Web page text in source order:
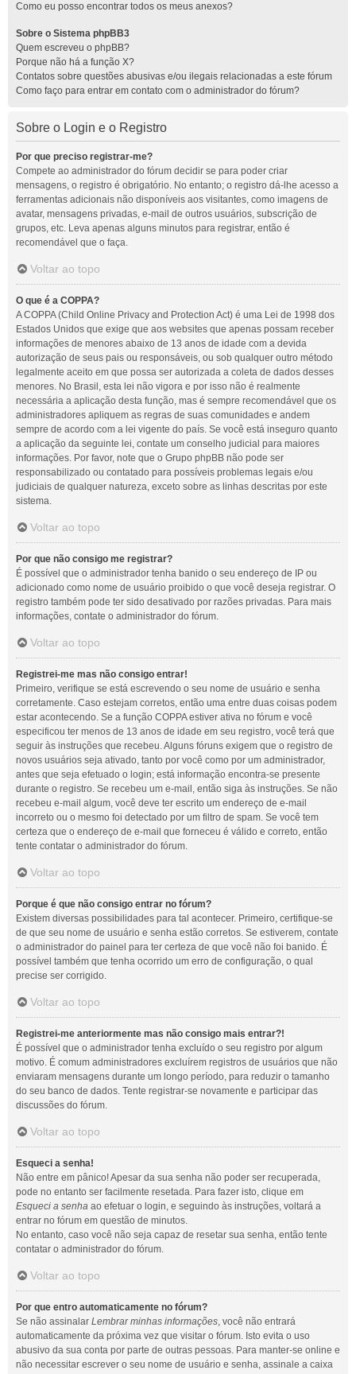
Como eu posso encontrar todos os meus anexos?
Sobre o Sistema phpBB3
Quem escreveu o phpBB?
Porque não há a função X?
Contatos sobre questões abusivas e/ou ilegais relacionadas a este fórum
Como faço para entrar em contato com o administrador do fórum?
Sobre o Login e o Registro
Por que preciso registrar-me?
Compete ao administrador do fórum decidir se para poder criar
mensagens, o registro é obrigatório. No entanto; o registro dá-lhe acesso a
ferramentas adicionais não disponíveis aos visitantes, como imagens de
avatar, mensagens privadas, e-mail de outros usuários, subscrição de
grupos, etc. Leva apenas alguns minutos para registrar, então é
recomendável que o faça.
Voltar ao topo
O que é a COPPA?
A COPPA (Child Online Privacy and Protection Act) é uma Lei de 1998 dos
Estados Unidos que exige que aos websites que apenas possam receber
informações de menores abaixo de 13 anos de idade com a devida
autorização de seus pais ou responsáveis, ou sob qualquer outro método
legalmente aceito em que possa ser autorizada a coleta de dados desses
menores. No Brasil, esta lei não vigora e por isso não é realmente
necessária a aplicação desta função, mas é sempre recomendável que os
administradores apliquem as regras de suas comunidades e andem
sempre de acordo com a lei vigente do país. Se você está inseguro quanto
a aplicação da seguinte lei, contate um conselho judicial para maiores
informações. Por favor, note que o Grupo phpBB não pode ser
responsabilizado ou contatado para possíveis problemas legais e/ou
judiciais de qualquer natureza, exceto sobre as linhas descritas por este
sistema.
Voltar ao topo
Por que não consigo me registrar?
É possível que o administrador tenha banido o seu endereço de IP ou
adicionado como nome de usuário proibido o que você deseja registrar. O
registro também pode ter sido desativado por razões privadas. Para mais
informações, contate o administrador do fórum.
Voltar ao topo
Registrei-me mas não consigo entrar!
Primeiro, verifique se está escrevendo o seu nome de usuário e senha
corretamente. Caso estejam corretos, então uma entre duas coisas podem
estar acontecendo. Se a função COPPA estiver ativa no fórum e você
especificou ter menos de 13 anos de idade em seu registro, você terá que
seguir às instruções que recebeu. Alguns fóruns exigem que o registro de
novos usuários seja ativado, tanto por você como por um administrador,
antes que seja efetuado o login; está informação encontra-se presente
durante o registro. Se recebeu um e-mail, então siga às instruções. Se não
recebeu e-mail algum, você deve ter escrito um endereço de e-mail
incorreto ou o mesmo foi detectado por um filtro de spam. Se você tem
certeza que o endereço de e-mail que forneceu é válido e correto, então
tente contatar o administrador do fórum.
Voltar ao topo
Porque é que não consigo entrar no fórum?
Existem diversas possibilidades para tal acontecer. Primeiro, certifique-se
de que seu nome de usuário e senha estão corretos. Se estiverem, contate
o administrador do painel para ter certeza de que você não foi banido. É
possível também que tenha ocorrido um erro de configuração, o qual
precise ser corrigido.
Voltar ao topo
Registrei-me anteriormente mas não consigo mais entrar?!
É possível que o administrador tenha excluído o seu registro por algum
motivo. É comum administradores excluírem registros de usuários que não
enviaram mensagens durante um longo período, para reduzir o tamanho
do seu banco de dados. Tente registrar-se novamente e participar das
discussões do fórum.
Voltar ao topo
Esqueci a senha!
Não entre em pânico! Apesar da sua senha não poder ser recuperada,
pode no entanto ser facilmente resetada. Para fazer isto, clique em
Esqueci a senha ao efetuar o login, e seguindo às instruções, voltará a
entrar no fórum em questão de minutos.
No entanto, caso você não seja capaz de resetar sua senha, então tente
contatar o administrador do fórum.
Voltar ao topo
Por que entro automaticamente no fórum?
Se não assinalar Lembrar minhas informações, você não entrará
automaticamente da próxima vez que visitar o fórum. Isto evita o uso
abusivo da sua conta por parte de outras pessoas. Para manter-se online e
não necessitar escrever o seu nome de usuário e senha, assinale a caixa